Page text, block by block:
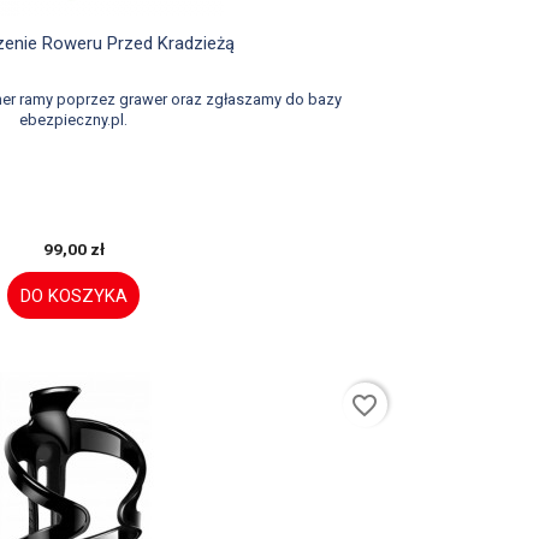
Szybki podgląd
Roweru Przed Kradzieżą
ramy poprzez grawer oraz zgłaszamy do bazy
ebezpieczny.pl.
99,00 zł
DO KOSZYKA
favorite_border